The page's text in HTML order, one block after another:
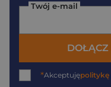
Twój e-mail
*Akceptujępolitykę